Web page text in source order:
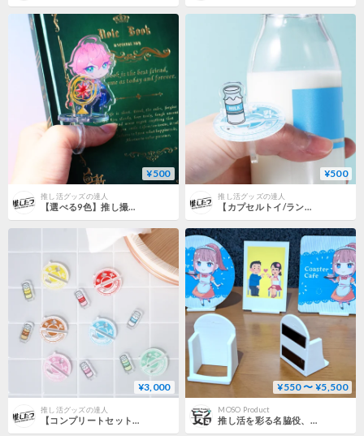
¥500
推し活グッズの達人
【選べる9色】推し撮リング 天球儀Ver.
¥500
推し活グッズの達人
【カプセルトイ/ランダム】推し撮リング 牛乳瓶Ver.
¥3,000
推し活グッズの達人
【コンプリートセット】推し撮リング 牛乳瓶Ver.
¥550 〜 ¥5,500
MOSO Product
推し活を彩る名脇役、思い出を飾る暮らしに寄り添う「デコスタ」